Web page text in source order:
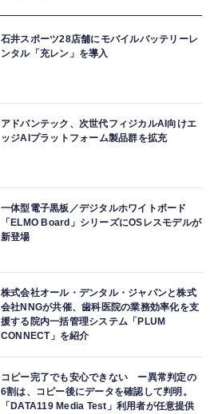
石井スポーツ28店舗にモバイルバッテリーレ
ンタル「充レン」を導入
アドバンテック、次世代フィジカルAI向けエ
ッジAIプラットフォーム製品群を拡充
一体型電子黒板／デジタルホワイトボード
「ELMO Board」シリーズにOSレスモデルが
新登場
株式会社オール・デンタル・ジャパンと株式
会社NNGが共催、歯科医院の業務効率化を支
援する院内一括管理システム「PLUM
CONNECT」を紹介
コピー完了でも安心できない ー異常判定の
6割は、コピー後にデータを確認して判明。
「DATA119 Media Test」利用者が任意提供